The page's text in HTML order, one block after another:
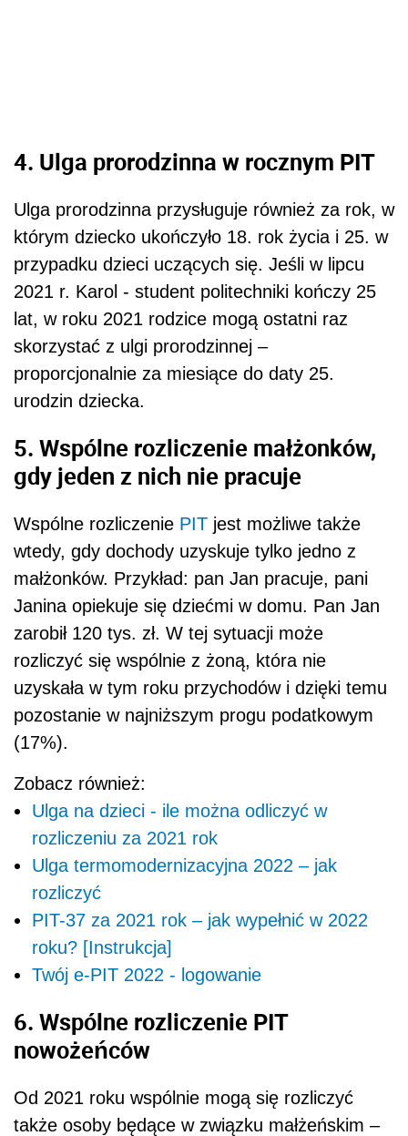
4. Ulga prorodzinna w rocznym PIT
Ulga prorodzinna przysługuje również za rok, w
którym dziecko ukończyło 18. rok życia i 25. w
przypadku dzieci uczących się. Jeśli w lipcu
2021 r. Karol - student politechniki kończy 25
lat, w roku 2021 rodzice mogą ostatni raz
skorzystać z ulgi prorodzinnej –
proporcjonalnie za miesiące do daty 25.
urodzin dziecka.
5. Wspólne rozliczenie małżonków,
gdy jeden z nich nie pracuje
Wspólne rozliczenie PIT jest możliwe także
wtedy, gdy dochody uzyskuje tylko jedno z
małżonków. Przykład: pan Jan pracuje, pani
Janina opiekuje się dziećmi w domu. Pan Jan
zarobił 120 tys. zł. W tej sytuacji może
rozliczyć się wspólnie z żoną, która nie
uzyskała w tym roku przychodów i dzięki temu
pozostanie w najniższym progu podatkowym
(17%).
Zobacz również:
Ulga na dzieci - ile można odliczyć w
rozliczeniu za 2021 rok
Ulga termomodernizacyjna 2022 – jak
rozliczyć
PIT-37 za 2021 rok – jak wypełnić w 2022
roku? [Instrukcja]
Twój e-PIT 2022 - logowanie
6. Wspólne rozliczenie PIT
nowożeńców
Od 2021 roku wspólnie mogą się rozliczyć
także osoby będące w związku małżeńskim –